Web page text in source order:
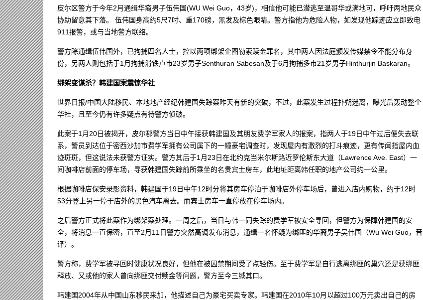
皮尔区警方于今年2月通缉华裔男子伍伟国(WU Wei Guo，43岁)，相信他可能已潜逃至温哥华或满地可，呼吁两地民众
协助留意其下落。 伍伟国身高约5尺7吋、重170磅，黑发及棕色眼睛。警方指他为危险人物，如发现他踪迹应立即致电
911报警，或与当地警方联络。
警方除通缉伍伟国外，已拘捕四名人士，控以两项绑架企图勒索赎金罪名，其中两人因法庭颁发传媒禁令不能分布身
份，另两人则包括于1月拘捕滑铁卢市23岁男子Senthuran Sabesan及于6月拘捕多市21岁男子Hinthurjin Baskaran。
绑架变谋杀？韩建国案震惊华社
世界日报/中国大陆移民、本地地产经纪韩建国失踪案昨天有新的突破，不过，此案发生过程扑朔迷离，曝光后轰动整个
华社，且至今仍有许多疑点有待警方侦破。
此案于1月20日被揭开，皮尔郡警方当日中午接获韩建国及其朋友费学军家人的报案，指两人于19日中午过后便失去联
系，警员到达位于密西沙加市费学军拥有公司属下的一幢豪宅调查时，发现屋内有激烈的打斗痕迹，更有传闻指屋内血
迹斑斑，但这说法未获警方证实。警方其后于1月23日在北约克当米尔斯路近罗伦斯东大道（Lawrence Ave. East）一
间咖啡店前面的停车场，寻获韩建国失踪前所乘坐的名贵宾士房车，此地址距离韩任职的地产公司约一公里。
根据咖啡店保安录影资料，韩建国于19日中午12时分将其房车停泊于咖啡店外停车场后，曾进入店内购物，约于12时
53分登上另一停于店外的黑色汽车离去。而宾士房车一直停放在停车场内。
之后警方正式将此案作为绑架案处理。一周之后，当日与韩一同失踪的费学军被安全寻回，但警方为保障韩建国的安
全，将消息一直保密，直至2月11日警方突然高调发布消息，通缉一名怀疑为绑匪的华裔男子吴伟国（Wu Wei Guo，音
译）。
警方称，费学军被寻回时健康状况良好，但他在被囚禁期间受了点轻伤。至于费学军是自行逃离绑匪的巢穴还是获绑匪
释放、又或他的家人曾向绑匪交付赎金等问题，警方至今三缄其口。
韩建国2004年从中国山东移民来加，他描述自己为豪宅买卖专家。韩建国在2010年10月以超过100万元卖出自己的房